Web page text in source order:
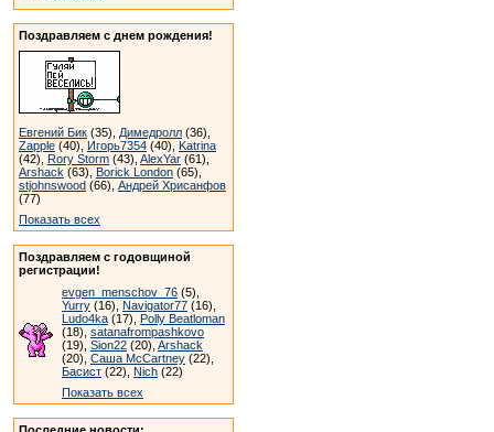
Поздравляем с днем рождения!
Евгений Бик (35), Димедролл (36),
Zapple (40), Игорь7354 (40), Katrina
(42), Rory Storm (43), AlexYar (61),
Arshack (63), Borick London (65),
stjohnswood (66), Андрей Хрисанфов
(77)
Показать всех
Поздравляем с годовщиной
регистрации!
evgen_menschov_76 (5),
Yurry (16), Navigator77 (16),
Ludo4ka (17), Polly Beatloman
(18), satanafrompashkovo
(19), Sion22 (20), Arshack
(20), Саша McCartney (22),
Басист (22), Nich (22)
Показать всех